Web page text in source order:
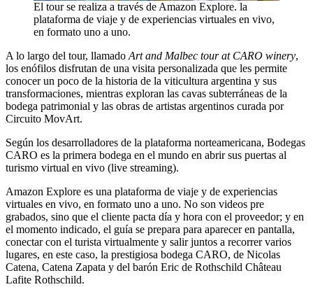
El tour se realiza a través de Amazon Explore. la
plataforma de viaje y de experiencias virtuales en vivo,
en formato uno a uno.
A lo largo del tour, llamado Art and Malbec tour at CARO winery,
los enófilos disfrutan de una visita personalizada que les permite
conocer un poco de la historia de la viticultura argentina y sus
transformaciones, mientras exploran las cavas subterráneas de la
bodega patrimonial y las obras de artistas argentinos curada por
Circuito MovArt.
Según los desarrolladores de la plataforma norteamericana, Bodegas
CARO es la primera bodega en el mundo en abrir sus puertas al
turismo virtual en vivo (live streaming).
Amazon Explore es una plataforma de viaje y de experiencias
virtuales en vivo, en formato uno a uno. No son videos pre
grabados, sino que el cliente pacta día y hora con el proveedor; y en
el momento indicado, el guía se prepara para aparecer en pantalla,
conectar con el turista virtualmente y salir juntos a recorrer varios
lugares, en este caso, la prestigiosa bodega CARO, de Nicolas
Catena, Catena Zapata y del barón Eric de Rothschild Château
Lafite Rothschild.